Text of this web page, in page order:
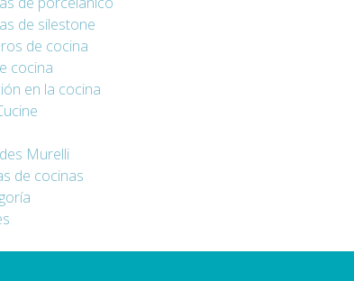
de silestone
de cocina
cocina
en la cocina
Murelli
de cocinas